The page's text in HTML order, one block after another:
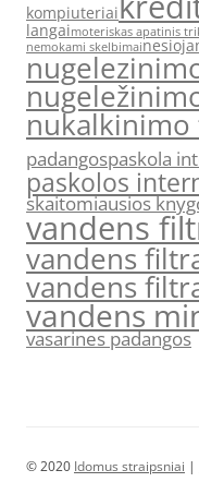
kompiuteriai
langaimoteriskas apatinis
nemokami skelbimai
padangospaskola
paskolos
skaitomiausios
vandens
vandens
vandens
vandens
vasarines padangos
© 2020 Idomus straipsniai |